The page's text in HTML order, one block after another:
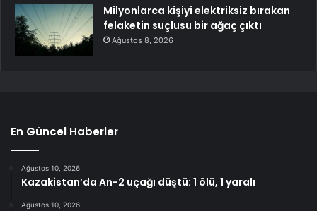
Milyonlarca kişiyi elektriksiz bırakan
felaketin suçlusu bir ağaç çıktı
Ağustos 8, 2026
En Güncel Haberler
Ağustos 10, 2026
Kazakistan’da An-2 uçağı düştü: 1 ölü, 1 yaralı
Ağustos 10, 2026